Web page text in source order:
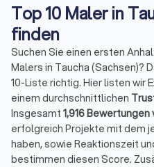
Top 10 Maler in
finden
Suchen Sie einen ersten
Malers in Taucha (Sachsen)?
10-Liste richtig. Hier listen wir
einem durchschnittlichen
Insgesamt 1,916
erfolgreich Projekte mit dem
haben, sowie Reaktionszeit
bestimmen diesen Score.